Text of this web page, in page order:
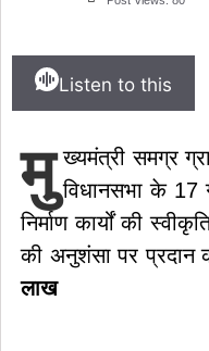
Listen to this
मु ख्यमंत्री समग्र
विधानसभा के 17
निर्माण कार्यों की
की अनुशंसा पर प्रदान
लाख